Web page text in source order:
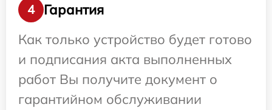
4
Гарантия
Как только устройство будет готово
и подписания акта выполненных
работ Вы получите документ о
гарантийном обслуживании